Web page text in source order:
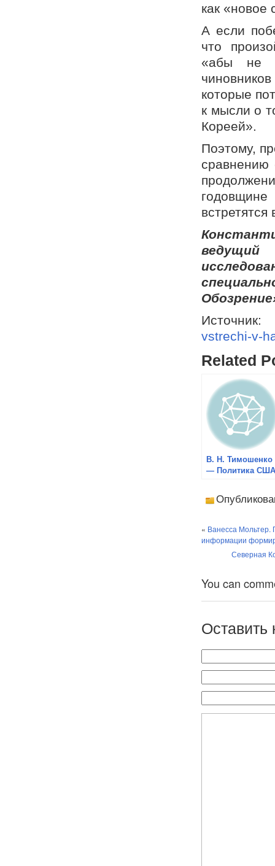
как «новое
А если
что
«абы не
которые
к мысли о
Кореей».
Поэтому,
сравнению
встретятся
ведущий
vstrechi-v-
Related
В. Н. Тимошенко
— Политика США
после «холодной
« Ванесса Мольтер.
информации
Северная
You can
Оставить